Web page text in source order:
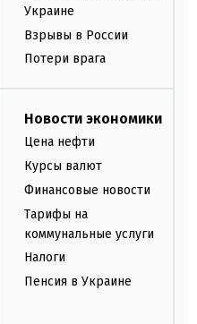
Украине
Взрывы в России
Потери врага
Новости экономики
Цена нефти
Курсы валют
Финансовые новости
Тарифы на
коммунальные услуги
Налоги
Пенсия в Украине